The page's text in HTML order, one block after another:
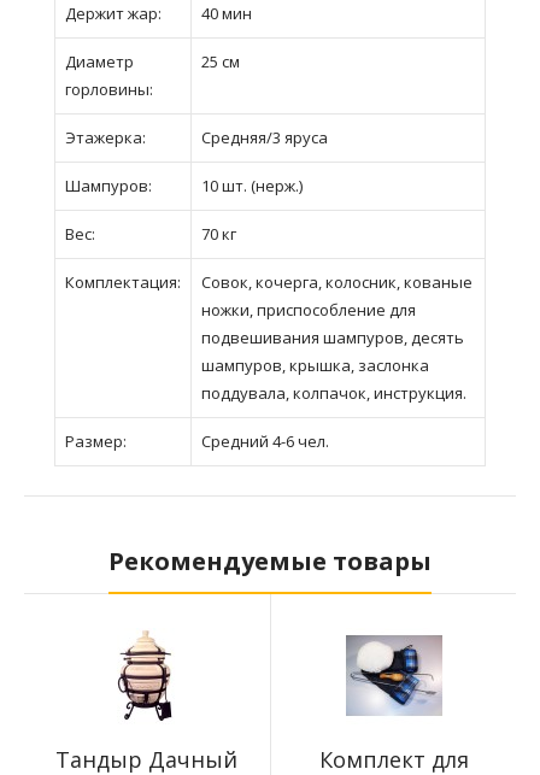
Держит жар: 40 мин
Диаметр
горловины:
25 см
Этажерка: Средняя/3 яруса
Шампуров: 10 шт. (нерж.)
Вес: 70 кг
Комплектация:
Совок, кочерга, колосник, кованые
ножки, приспособление для
подвешивания шампуров, десять
шампуров, крышка, заслонка
поддувала, колпачок, инструкция.
Размер: Средний 4-6 чел.
Рекомендуемые товары
Тандыр Дачный
Комплект для